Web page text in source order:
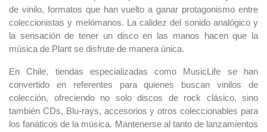
de vinilo, formatos que han vuelto a ganar protagonismo entre
coleccionistas y melómanos. La calidez del sonido analógico y
la sensación de tener un disco en las manos hacen que la
música de Plant se disfrute de manera única.
En Chile, tiendas especializadas como MusicLife se han
convertido en referentes para quienes buscan vinilos de
colección, ofreciendo no solo discos de rock clásico, sino
también CDs, Blu-rays, accesorios y otros coleccionables para
los fanáticos de la música. Mantenerse al tanto de lanzamientos